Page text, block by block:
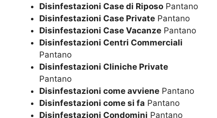
Disinfestazioni Case di Riposo Pantano
Disinfestazioni Case Private Pantano
Disinfestazioni Case Vacanze Pantano
Disinfestazioni Centri Commerciali
Pantano
Disinfestazioni Cliniche Private
Pantano
Disinfestazioni come avviene Pantano
Disinfestazioni come si fa Pantano
Disinfestazioni Condomini Pantano